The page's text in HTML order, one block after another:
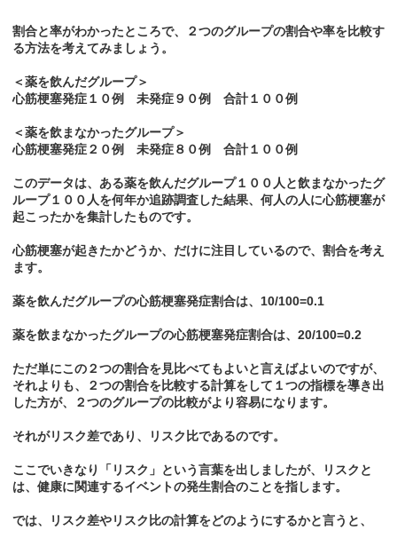
割合と率がわかったところで、２つのグループの割合や率を比較す
る方法を考えてみましょう。
＜薬を飲んだグループ＞
心筋梗塞発症１０例 未発症９０例 合計１００例
＜薬を飲まなかったグループ＞
心筋梗塞発症２０例 未発症８０例 合計１００例
このデータは、ある薬を飲んだグループ１００人と飲まなかったグ
ループ１００人を何年か追跡調査した結果、何人の人に心筋梗塞が
起こったかを集計したものです。
心筋梗塞が起きたかどうか、だけに注目しているので、割合を考え
ます。
薬を飲んだグループの心筋梗塞発症割合は、10/100=0.1
薬を飲まなかったグループの心筋梗塞発症割合は、20/100=0.2
ただ単にこの２つの割合を見比べてもよいと言えばよいのですが、
それよりも、２つの割合を比較する計算をして１つの指標を導き出
した方が、２つのグループの比較がより容易になります。
それがリスク差であり、リスク比であるのです。
ここでいきなり「リスク」という言葉を出しましたが、リスクと
は、健康に関連するイベントの発生割合のことを指します。
では、リスク差やリスク比の計算をどのようにするかと言うと、